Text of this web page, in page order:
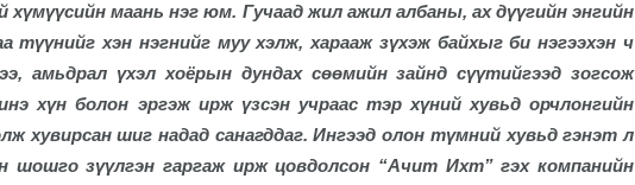
хүмүүсийн маань нэг юм. Гучаад жил ажил албаны, ах дүүгийн энгийн
түүнийг хэн нэгнийг муу хэлж, харааж зүхэж байхыг би нэгээхэн ч
амьдрал үхэл хоёрын дундах сөөмийн зайнд сүүтийгээд зогсож
хүн болон эргэж ирж үзсэн учраас тэр хүний хувьд орчлонгийн
хувирсан шиг надад санагддаг.Ингээд олон түмний хувьд гэнэт л
шошго зүүлгэн гаргаж ирж цовдолсон “Ачит Ихт” гэх компанийн